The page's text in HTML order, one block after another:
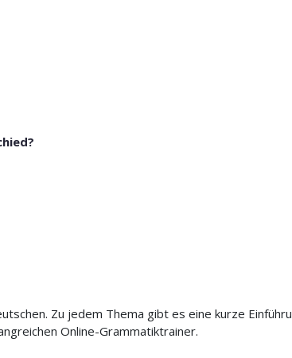
Zu jedem Thema gibt es eine kurze
Online-Grammatiktrainer.